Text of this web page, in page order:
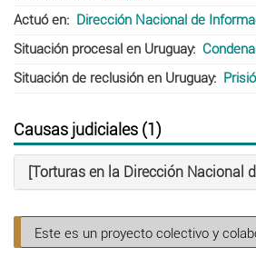
Actuó en
Dirección Nacional de
Situación procesal en Uruguay
Situación de reclusión en Uruguay
Causas judiciales (1)
[Torturas en la Dirección Nacional
Este es un proyecto colectivo y